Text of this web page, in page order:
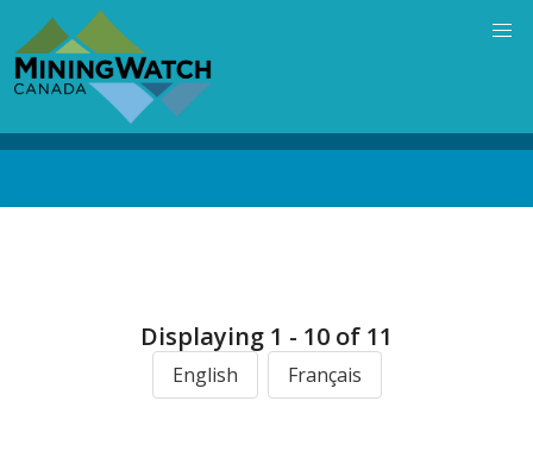
main
content
Displaying 1 - 10 of 11
English Français